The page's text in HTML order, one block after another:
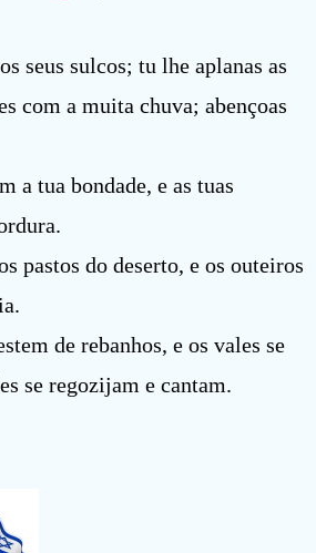
seus sulcos; tu lhe aplanas as
com a muita chuva; abençoas
a tua bondade, e as tuas
pastos do deserto, e os outeiros
de rebanhos, e os vales se
se regozijam e cantam.